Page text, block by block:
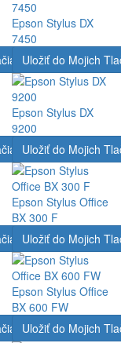
Epson Stylus DX
7450
Uložiť do Mojich
Epson Stylus DX
9200
Uložiť do Mojich
Epson Stylus Office
BX 300 F
Uložiť do Mojich
Epson Stylus Office
BX 600 FW
Uložiť do Mojich